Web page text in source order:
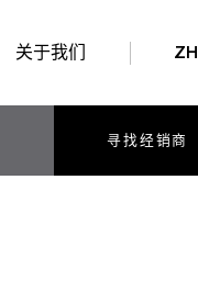
关于我们 ZH
寻找经销商